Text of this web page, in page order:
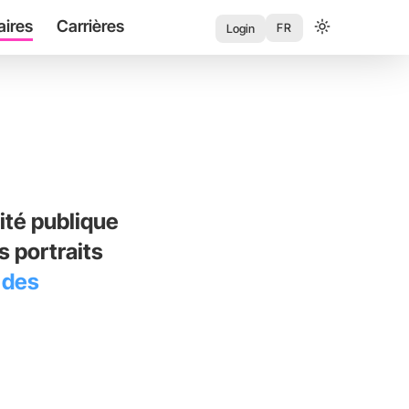
Carrières
User
Login FR
publique
portraits